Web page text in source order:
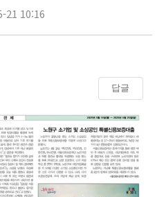
21 10:16
답글